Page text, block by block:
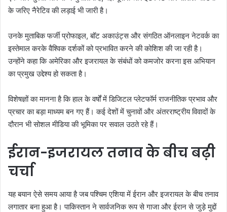
के जरिए नैरेटिव की लड़ाई भी जारी है।
उनके मुताबिक फर्जी प्रोफाइल, बॉट अकाउंट्स और संगठित ऑनलाइन नेटवर्क का
इस्तेमाल करके वैश्विक दर्शकों को प्रभावित करने की कोशिश की जा रही है।
उन्होंने कहा कि अमेरिका और इजरायल के संबंधों को कमजोर करना इस अभियान
का प्रमुख उद्देश्य हो सकता है।
विशेषज्ञों का मानना है कि हाल के वर्षों में डिजिटल प्लेटफॉर्म राजनीतिक प्रभाव और
प्रचार का बड़ा माध्यम बन गए हैं। कई देशों में चुनावों और अंतरराष्ट्रीय विवादों के
दौरान भी सोशल मीडिया की भूमिका पर सवाल उठते रहे हैं।
ईरान-इजरायल तनाव के बीच बढ़ी
चर्चा
यह बयान ऐसे समय आया है जब पश्चिम एशिया में ईरान और इजरायल के बीच तनाव
लगातार बना हुआ है। पाकिस्तान ने सार्वजनिक रूप से गाजा और ईरान से जुड़े मुद्दों